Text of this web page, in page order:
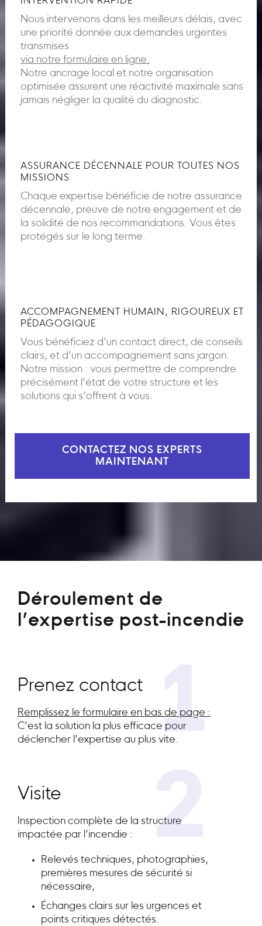
Nous intervenons dans les meilleurs délais, avec
une priorité donnée aux demandes urgentes
transmises
via notre formulaire en ligne.
Notre ancrage local et notre organisation
optimisée assurent une réactivité maximale sans
jamais négliger la qualité du diagnostic.
ASSURANCE DÉCENNALE POUR TOUTES NOS
MISSIONS
Chaque expertise bénéficie de notre assurance
décennale, preuve de notre engagement et de
la solidité de nos recommandations. Vous êtes
protégés sur le long terme.
ACCOMPAGNEMENT HUMAIN, RIGOUREUX ET
PÉDAGOGIQUE
Vous bénéficiez d’un contact direct, de conseils
clairs, et d’un accompagnement sans jargon.
Notre mission : vous permettre de comprendre
précisément l’état de votre structure et les
solutions qui s’offrent à vous.
CONTACTEZ NOS EXPERTS
MAINTENANT
Déroulement de
l’expertise post-incendie
1
Prenez contact
Remplissez le formulaire en bas de page :
C’est la solution la plus efficace pour
déclencher l’expertise au plus vite.
2
Visite
Inspection complète de la structure
impactée par l’incendie :
Relevés techniques, photographies,
premières mesures de sécurité si
nécessaire,
Échanges clairs sur les urgences et
points critiques détectés.